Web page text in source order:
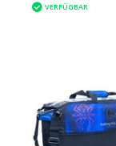
VERFÜGBAR